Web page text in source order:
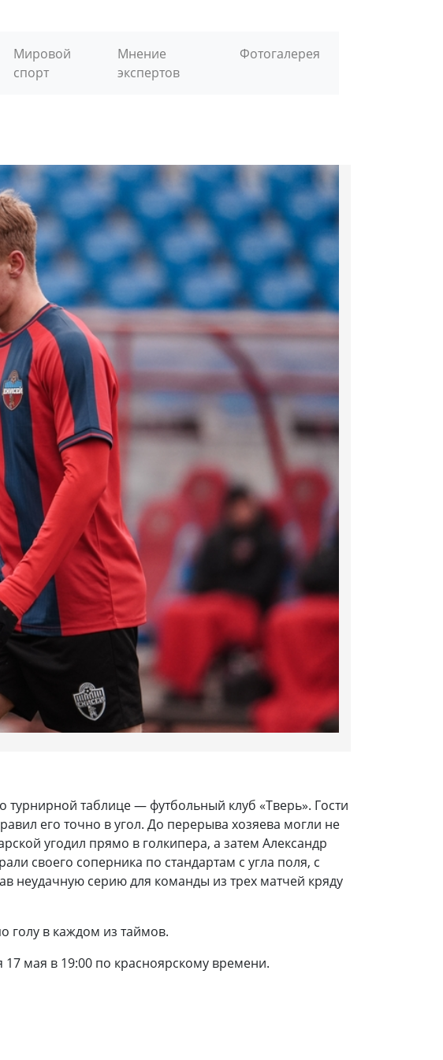
Мировой
спорт
Мнение
экспертов
Фотогалерея
таблице — футбольный клуб «Тверь». Гости
его точно в угол. До перерыва хозяева могли не
угодил прямо в голкипера, а затем Александр
своего соперника по стандартам с угла поля, с
неудачную серию для команды из трех матчей кряду
голу в каждом из таймов.
17 мая в 19:00 по красноярскому времени.